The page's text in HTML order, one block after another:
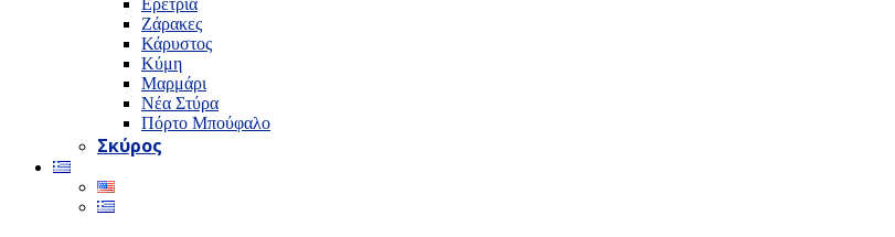
Ερέτρια
Ζάρακες
Κάρυστος
Κύμη
Μαρμάρι
Νέα Στύρα
Πόρτο Μπούφαλο
Σκύρος